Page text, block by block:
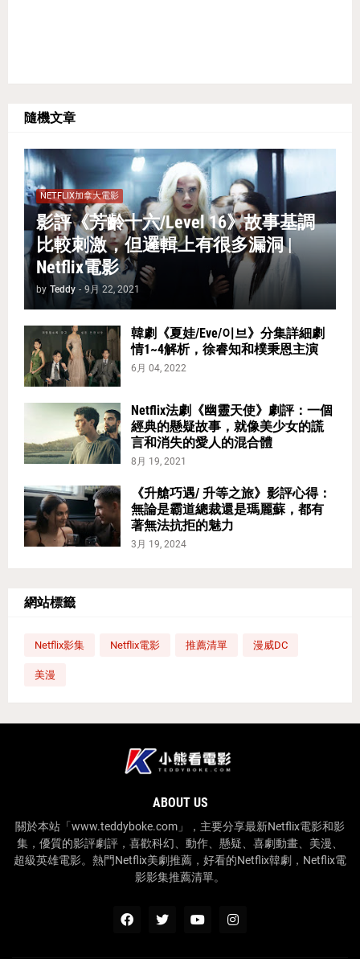
隨機文章
NETFLIX加拿大電影
影評《芳齡十六/Level 16》故事基調
比較刺激，但邏輯上有很多漏洞 |
Netflix電影
by Teddy - 9月 22, 2021
韓劇《夏娃/Eve/이브》分集詳細劇
情1~4解析，徐睿知和樸秉恩主演
6月 04, 2022
Netflix法劇《幽靈天使》劇評：一個
經典的懸疑故事，就像美少女的謊
言和消失的愛人的混合體
8月 19, 2021
《升艙巧遇/ 升等之旅》影評心得：
無論是霸道總裁還是瑪麗蘇，都有
著無法抗拒的魅力
3月 19, 2024
網站標籤
Netflix影集 Netflix電影 推薦清單 漫威DC
美漫
ABOUT US
關於本站「www.teddyboke.com」，主要分享最新Netflix電影和影
集，優質的影評劇評，喜歡科幻、動作、懸疑、喜劇動畫、美漫、
超級英雄電影。熱門Netflix美劇推薦，好看的Netflix韓劇，Netflix電
影影集推薦清單。